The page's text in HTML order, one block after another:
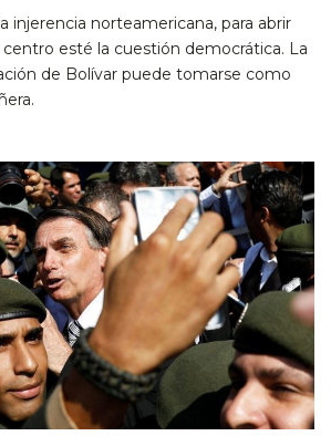
injerencia norteamericana, para abrir
esté la cuestión democrática. La
de Bolívar puede tomarse como